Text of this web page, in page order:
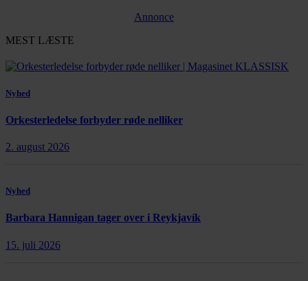
Annonce
MEST LÆSTE
Nyhed
Orkesterledelse forbyder røde nelliker
2. august 2026
Nyhed
Barbara Hannigan tager over i Reykjavík
15. juli 2026